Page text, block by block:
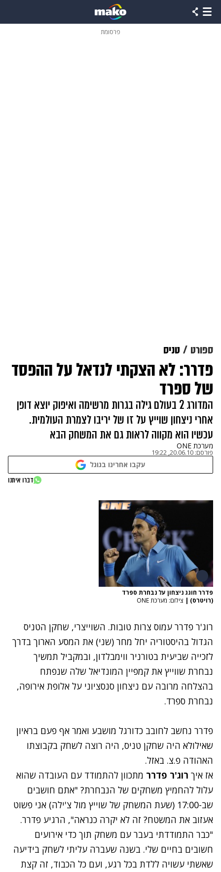
פרסומת
ספורט טניס
פדרר: לא הצקתי לנדאל על ההפסד
של ספרד
המדורג 2 בעולם גילה בגרות מרשימה ואיפוק יוצא דופן
אחרי ניצחון שוייץ על זו של יריבו לצמרת העולמית.
עכשיו הוא מקווה לראות גם את המשחק הבא
מערכת ONE
פורסם: 20.06.10, 19:22
עקבו אחרינו בגוגל
דברו איתנו
פדרר חוגג ניצחון על נבחרת ספרד
(רויטרס) | צילום: מערכת ONE
רוג'ר פדרר עמוס צרות טובות. השוייצרי, שחקן הטניס
הגדול בהיסטוריה יחל מחר (שני) את המסע הארוך בדרך
לזכייה שביעית בטורניר ווימבלדון, ובמקביל תמשיך
נבחרת שווייץ את קמפיין המונדיאל שלה שנפתח
בהצלחה מרובה עם ניצחון סנסציוני על אלופת אירופה,
נבחרת ספרד.
פדרר נחשב לחובב כדורגל מושבע ואמר אף פעם בראיון
שאילולא היה שחקן טניס, היה רוצה לשחק בקבוצתו
האהודה פ.צ. באזל.
אז איך רוג'ר פדרר מתכוון להתמודד עם העובדה שהוא
עלול להחמיץ משחקים של הנבחרת? "אתם חושבים
שב-17:00 (שעת המשחק של שוייץ מול צ'ילה) אני פשוט
אעזוב את המשטח? זה לא יקרה כנראה", הרגיע פדרר.
"כבר התמודדתי בעבר עם משחק תוך כדי אירועים
חשובים בחיים שלי. בשנה שעברה עליתי לשחק בידיעה
שאשתי עשויה ללדת בכל רגע, ועם כל הכבוד, זה קצת